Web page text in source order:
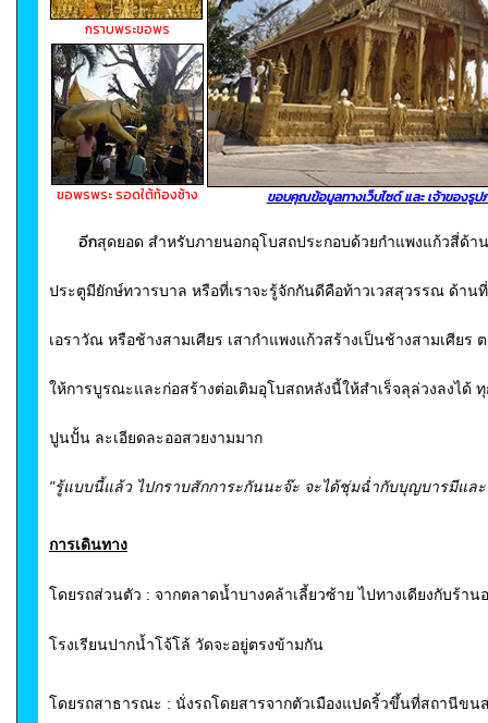
กราบพระขอพร
ขอบคุณข้อมูลทางเว็บไซด์ และ เจ้าของรูป
ขอพรพระรอดใต้ท้องช้าง
อีกสุดยอด สำหรับภายนอกอุโบสถประกอบด้วยกำแพงแก้วสี่ด้
ประตูมียักษ์ทวารบาล หรือที่เราจะรู้จักกันดีคือท้าวเวสสุวรรณ ด้า
เอราวัณ หรือช้างสามเศียร เสากำแพงแก้วสร้างเป็นช้างสามเศียร
ให้การบูรณะและก่อสร้างต่อเติมอุโบสถหลังนี้ให้สำเร็จลุล่วงลงได้
ปูนปั้น ละเอียดละออสวยงามมาก
"รู้แบบนี้แล้ว ไปกราบสักการะกันนะจ๊ะ จะได้ชุ่มฉ่ำกับบุญบารมีแล
การเดินทาง
โดยรถส่วนตัว : จากตลาดน้ำบางคล้าเลี้ยวซ้าย ไปทางเดียงกับร้า
โรงเรียนปากน้ำโจ้โล้ วัดจะอยู่ตรงข้ามกัน
โดยรถสาธารณะ : นั่งรถโดยสารจากตัวเมืองแปดริ้วขึ้นที่สถานีขน